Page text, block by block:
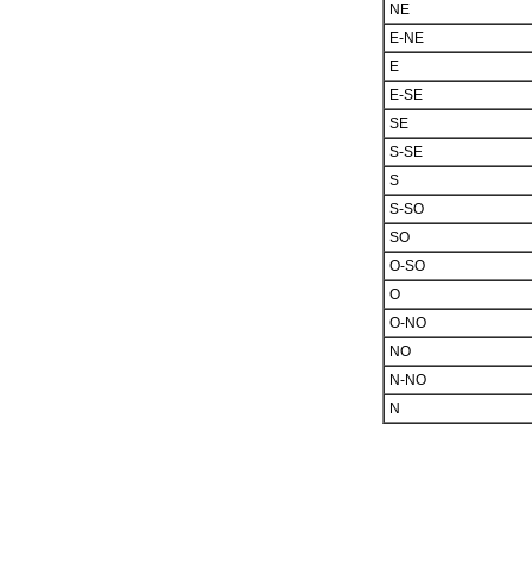
NE
E-NE
E
E-SE
SE
S-SE
S
S-SO
SO
O-SO
O
O-NO
NO
N-NO
N